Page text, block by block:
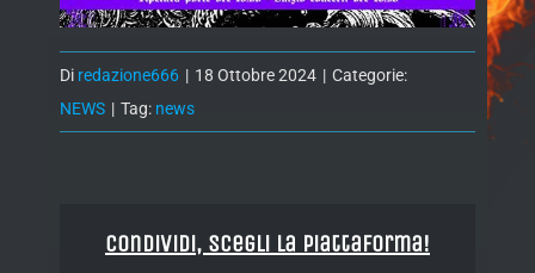
Di redazione666 | 18 Ottobre 2024 | Categorie:
NEWS | Tag: news
Condividi, Scegli la piattaforma!